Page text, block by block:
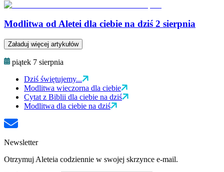
Modlitwa od Aletei dla ciebie na dziś 2 sierpnia
Załaduj więcej artykułów
piątek 7 sierpnia
Dziś świętujemy...
Modlitwa wieczorna dla ciebie
Cytat z Biblii dla ciebie na dziś
Modlitwa dla ciebie na dziś
Newsletter
Otrzymuj Aleteia codziennie w swojej skrzynce e-mail.